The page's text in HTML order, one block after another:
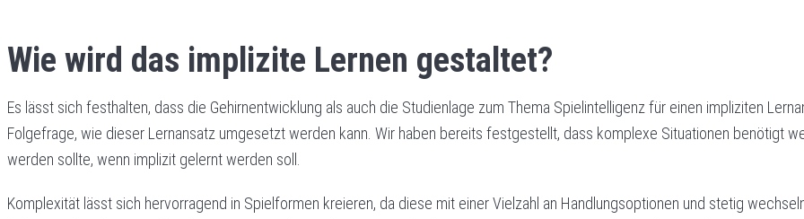
Wie wird das implizite Lernen gestaltet?
Es lässt sich festhalten, dass die Gehirnentwicklung als auch die Studienlage zum Thema Spielintelligenz für einen impliziten
Folgefrage, wie dieser Lernansatz umgesetzt werden kann. Wir haben bereits festgestellt, dass komplexe Situationen benötigt
werden sollte, wenn implizit gelernt werden soll.
Komplexität lässt sich hervorragend in Spielformen kreieren, da diese mit einer Vielzahl an Handlungsoptionen und stetig